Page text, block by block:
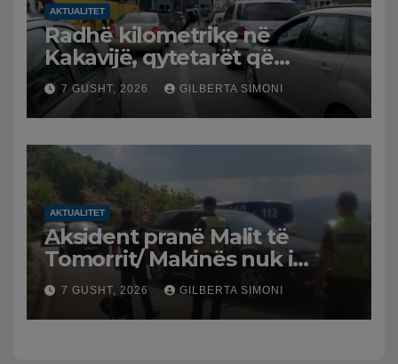
AKTUALITET
Radhë kilometrike në
Kakavijë, qytetarët që
kthehen në Shqipëri
bllokohen në temperatura të
larta, pala greke punon me
ritme të ngadalta
7 GUSHT, 2026 GILBERTA SIMONI
AKTUALITET
Aksident pranë Malit të
Tomorrit/ Makinës nuk i
punuan frenat dhe doli nga
rruga, plagosen 7 persona,
dy në gjendje të rëndë te
7 GUSHT, 2026 GILBERTA SIMONI